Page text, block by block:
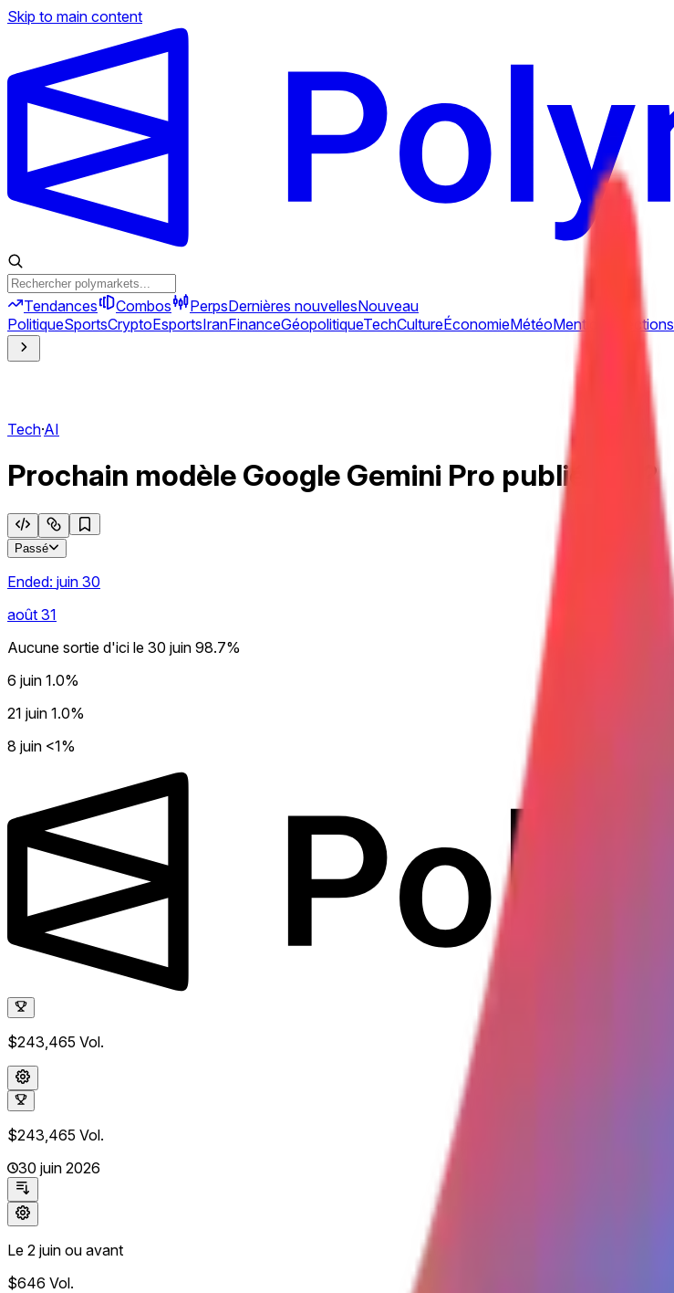
Skip to main content
Tendances Combos PerpsDernières nouvellesNouveau
PolitiqueSportsCryptoEsportsIranFinanceGéopolitiqueTechCultureÉconomieMétéoMentions Élections
Tech·AI
Prochain modèle Google Gemini Pro publié le... ?
Passé
Ended: juin 30
août 31
Aucune sortie d'ici le 30 juin 98.7%
6 juin 1.0%
21 juin 1.0%
8 juin <1%
$243,465 Vol.
$243,465 Vol.
30 juin 2026
Le 2 juin ou avant
$646 Vol.